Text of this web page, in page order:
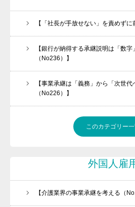
【「社長が手放せない」を責めずに
【銀行が納得する承継説明は「数
（No236）】
【事業承継は「義務」から「次世
（No226）】
このカテゴリー
外国人雇
【介護業界の事業承継を考える（